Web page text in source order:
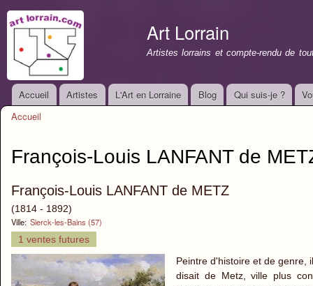
Art Lorrain
Artistes lorrains et compte-rendu de
Menu principal
Accueil Artistes L'Art en Lorraine Blog Qui suis-je ?
Accueil
François-Louis LANFANT de
François-Louis LANFANT de METZ
(1814 - 1892)
Ville: Sierck-les-Bains (57)
1 ventes futures
Peintre d'histoire et de genre,
disait de Metz, ville plus